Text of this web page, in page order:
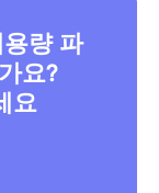
량 파
요?
요